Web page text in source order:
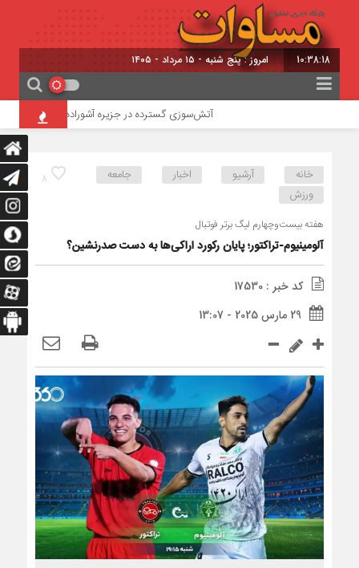
10:38:19 امروز : پنج شنبه - ۱۵ مرداد - ۱۴۰۵
آتش‌سوزی گسترده در جزیره آشوراده / امدادرسانی
8 خانه آرشیو اخبار
جامعه
ورزش
هفته بیست‌وچهارم لیگ برتر فوتبال
آلومینیوم-تراکتور؛ پایان رکورد اراکی‌ها به دست صدرنشین؟
کد خبر : 17530
29 مارس 2025 - 13:07